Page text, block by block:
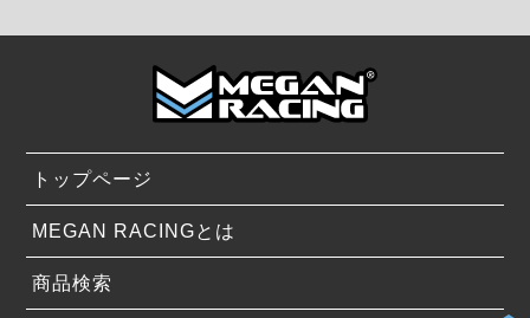
トップページ
MEGAN RACINGとは
商品検索